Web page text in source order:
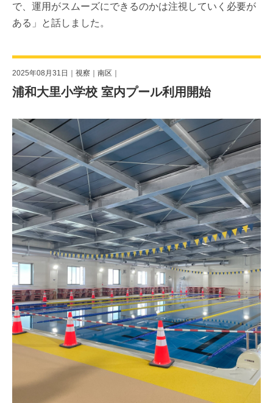
で、運用がスムーズにできるのかは注視していく必要が
ある」と話しました。
2025年08月31日｜ 視察 ｜ 南区 ｜
浦和大里小学校 室内プール利用開始